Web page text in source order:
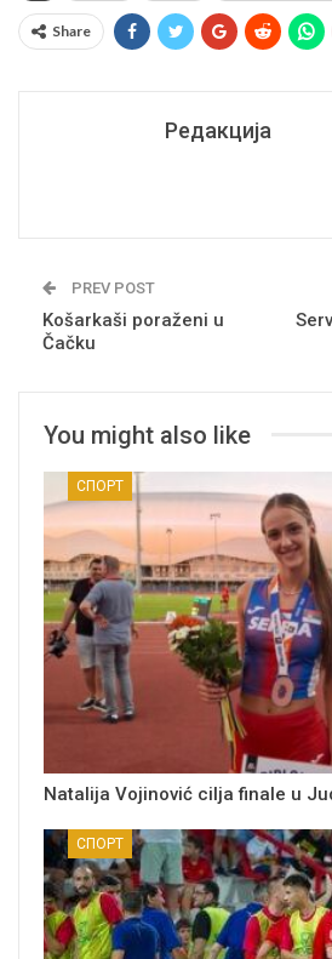
Share
Редакција
PREV POST
Košarkaši poraženi u
Čačku
You might also like
СПОРТ
Natalija Vojinović cilja finale u
СПОРТ